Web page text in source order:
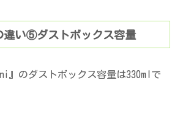
違い⑤ダストボックス容量
』のダストボックス容量は330mlで